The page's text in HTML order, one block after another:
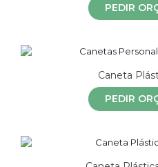
PEDIR
Caneta
PEDIR